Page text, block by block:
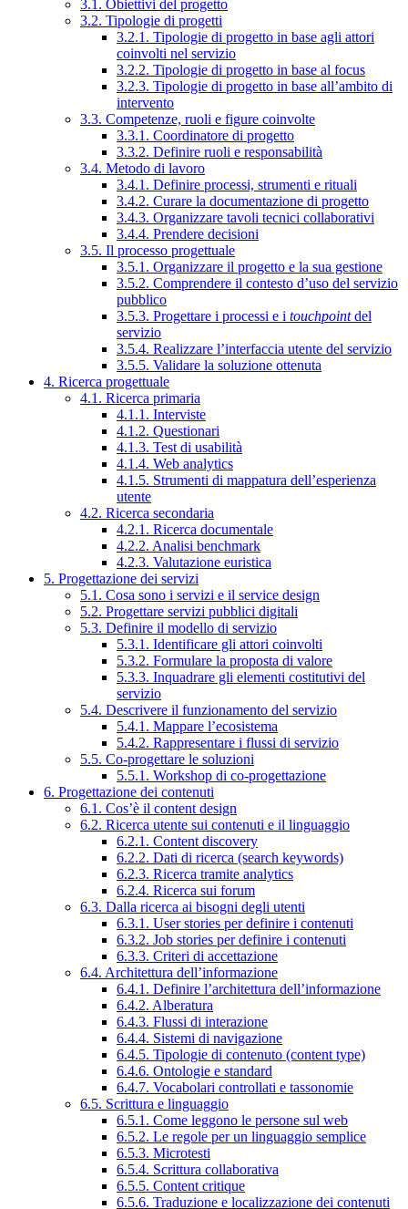
3.1. Obiettivi del progetto
3.2. Tipologie di progetti
3.2.1. Tipologie di progetto in base agli attori
coinvolti nel servizio
3.2.2. Tipologie di progetto in base al focus
3.2.3. Tipologie di progetto in base all’ambito di
intervento
3.3. Competenze, ruoli e figure coinvolte
3.3.1. Coordinatore di progetto
3.3.2. Definire ruoli e responsabilità
3.4. Metodo di lavoro
3.4.1. Definire processi, strumenti e rituali
3.4.2. Curare la documentazione di progetto
3.4.3. Organizzare tavoli tecnici collaborativi
3.4.4. Prendere decisioni
3.5. Il processo progettuale
3.5.1. Organizzare il progetto e la sua gestione
3.5.2. Comprendere il contesto d’uso del servizio
pubblico
3.5.3. Progettare i processi e i touchpointdel
servizio
3.5.4. Realizzare l’interfaccia utente del servizio
3.5.5. Validare la soluzione ottenuta
4. Ricerca progettuale
4.1. Ricerca primaria
4.1.1. Interviste
4.1.2. Questionari
4.1.3. Test di usabilità
4.1.4. Web analytics
4.1.5. Strumenti di mappatura dell’esperienza
utente
4.2. Ricerca secondaria
4.2.1. Ricerca documentale
4.2.2. Analisi benchmark
4.2.3. Valutazione euristica
5. Progettazione dei servizi
5.1. Cosa sono i servizi e il service design
5.2. Progettare servizi pubblici digitali
5.3. Definire il modello di servizio
5.3.1. Identificare gli attori coinvolti
5.3.2. Formulare la proposta di valore
5.3.3. Inquadrare gli elementi costitutivi del
servizio
5.4. Descrivere il funzionamento del servizio
5.4.1. Mappare l’ecosistema
5.4.2. Rappresentare i flussi di servizio
5.5. Co-progettare le soluzioni
5.5.1. Workshop di co-progettazione
6. Progettazione dei contenuti
6.1. Cos’è il content design
6.2. Ricerca utente sui contenuti e il linguaggio
6.2.1. Content discovery
6.2.2. Dati di ricerca (search keywords)
6.2.3. Ricerca tramite analytics
6.2.4. Ricerca sui forum
6.3. Dalla ricerca ai bisogni degli utenti
6.3.1. User stories per definire i contenuti
6.3.2. Job stories per definire i contenuti
6.3.3. Criteri di accettazione
6.4. Architettura dell’informazione
6.4.1. Definire l’architettura dell’informazione
6.4.2. Alberatura
6.4.3. Flussi di interazione
6.4.4. Sistemi di navigazione
6.4.5. Tipologie di contenuto (content type)
6.4.6. Ontologie e standard
6.4.7. Vocabolari controllati e tassonomie
6.5. Scrittura e linguaggio
6.5.1. Come leggono le persone sul web
6.5.2. Le regole per un linguaggio semplice
6.5.3. Microtesti
6.5.4. Scrittura collaborativa
6.5.5. Content critique
6.5.6. Traduzione e localizzazione dei contenuti